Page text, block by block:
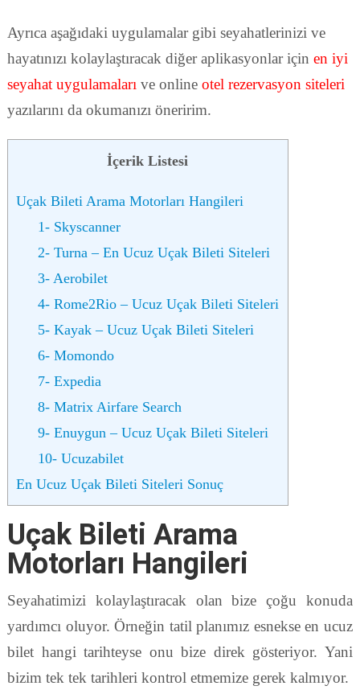
Ayrıca aşağıdaki uygulamalar gibi seyahatlerinizi ve
hayatınızı kolaylaştıracak diğer aplikasyonlar için en iyi
seyahat uygulamaları ve online otel rezervasyon siteleri
yazılarını da okumanızı öneririm.
İçerik Listesi
Uçak Bileti Arama Motorları Hangileri
1- Skyscanner
2- Turna – En Ucuz Uçak Bileti Siteleri
3- Aerobilet
4- Rome2Rio – Ucuz Uçak Bileti Siteleri
5- Kayak – Ucuz Uçak Bileti Siteleri
6- Momondo
7- Expedia
8- Matrix Airfare Search
9- Enuygun – Ucuz Uçak Bileti Siteleri
10- Ucuzabilet
En Ucuz Uçak Bileti Siteleri Sonuç
Uçak Bileti Arama
Motorları Hangileri
Seyahatimizi kolaylaştıracak olan bize çoğu konuda
yardımcı oluyor. Örneğin tatil planımız esnekse en ucuz
bilet hangi tarihteyse onu bize direk gösteriyor. Yani
bizim tek tek tarihleri kontrol etmemize gerek kalmıyor.